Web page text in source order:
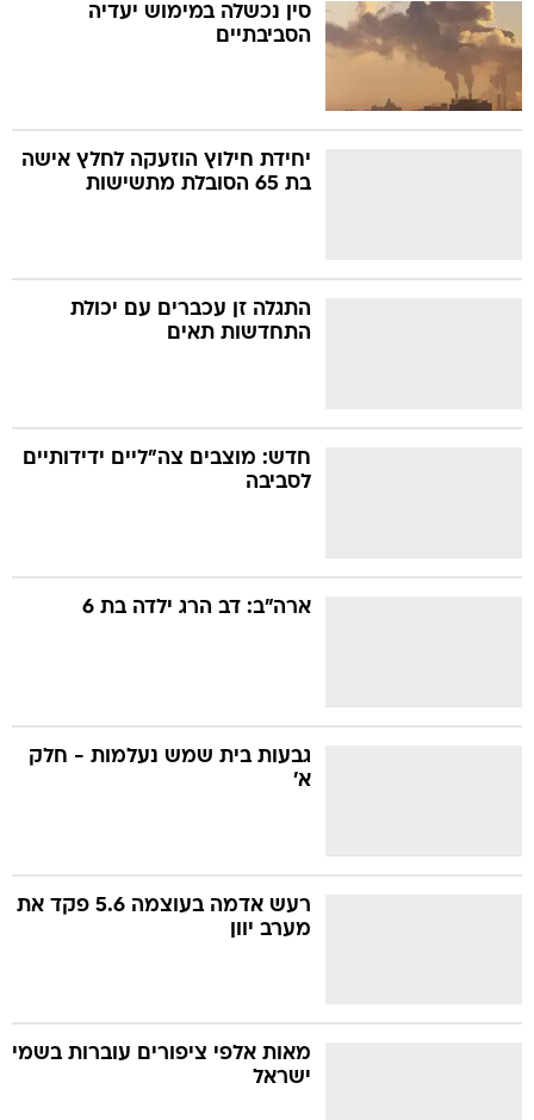
סין נכשלה במימוש יעדיה
הסביבתיים
יחידת חילוץ הוזעקה לחלץ אישה
בת 65 הסובלת מתשישות
התגלה זן עכברים עם יכולת
התחדשות תאים
חדש: מוצבים צה"ליים ידידותיים
לסביבה
ארה"ב: דב הרג ילדה בת 6
גבעות בית שמש נעלמות - חלק
א'
רעש אדמה בעוצמה 5.6 פקד את
מערב יוון
מאות אלפי ציפורים עוברות בשמי
ישראל